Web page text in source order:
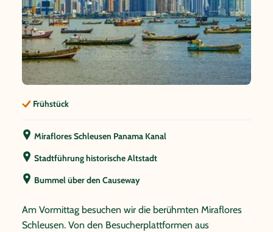
Frühstück
Miraflores Schleusen Panama Kanal
Stadtführung historische Altstadt
Bummel über den Causeway
Am Vormittag besuchen wir die berühmten Miraflores
Schleusen. Von den Besucherplattformen aus